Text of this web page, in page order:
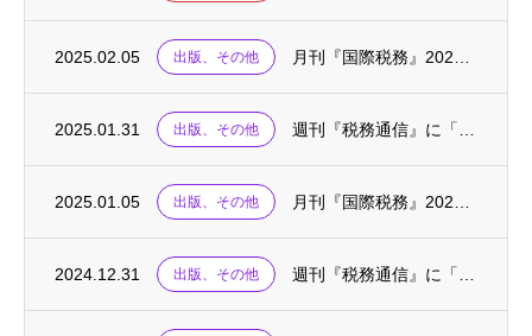
2025.02.05 出版、その他
2025.01.31 出版、その他
2025.01.05 出版、その他
2024.12.31 出版、その他